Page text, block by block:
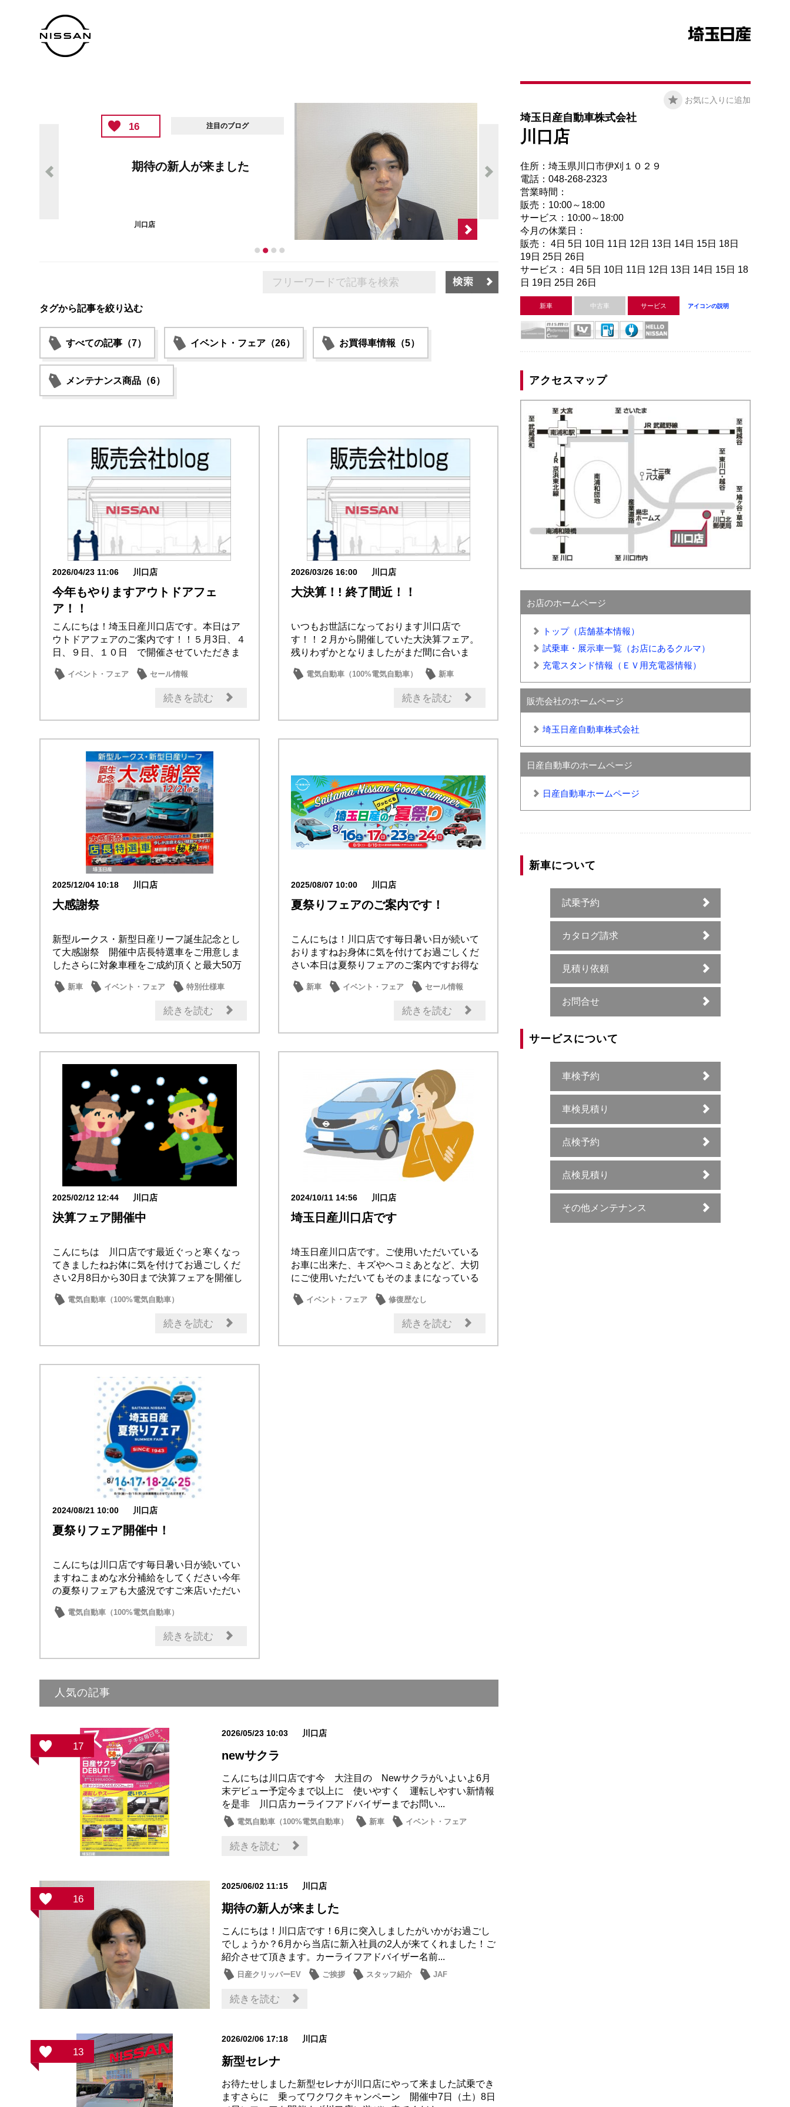
16 注目のブログ
期待の新人が来ました
タグから記事を絞り込む
すべての記事（7） イベント・フェア（26） お買得車情報（5）
メンテナンス商品（6）
2026/04/23 11:06 川口店
今年もやりますアウトドアフェ
ア！！
こんにちは！埼玉日産川口店です。本日はア
ウトドアフェアのご案内です！！５月3日、４
日、９日、１０日 で開催させていただきま
イベント・フェア
セール情報
営業日・店休日
続きを読む
2026/03/26 16:00 川口店
大決算！! 終了間近！！
いつもお世話になっております川口店で
す！！２月から開催していた大決算フェア。
残りわずかとなりましたがまだ間に合いま
電気自動車（100%電気自動車）
新車
試乗車・展示車
続きを読む
2025/12/04 10:18 川口店
大感謝祭
新型ルークス・新型日産リーフ誕生記念とし
て大感謝祭 開催中店長特選車をご用意しま
したさらに対象車種をご成約頂くと最大50万
新車 イベント・フェア
特別仕様車
続きを読む
2025/08/07 10:00 川口店
夏祭りフェアのご案内です！
こんにちは！川口店です毎日暑い日が続いて
おりますねお身体に気を付けてお過ごしくだ
さい本日は夏祭りフェアのご案内ですお得な
新車 イベント・フェア
セール情報
メンテナンス商品
続きを読む
2025/02/12 12:44 川口店
決算フェア開催中
こんにちは 川口店です最近ぐっと寒くなっ
てきましたねお体に気を付けてお過ごしくだ
さい2月8日から30日まで決算フェアを開催し
電気自動車（100%電気自動車）
新車
続きを読む
2024/10/11 14:56 川口店
埼玉日産川口店です
埼玉日産川口店です。ご使用いただいている
お車に出来た、キズやヘコミあとなど、大切
にご使用いただいてもそのままになっている
イベント・フェア
修復歴なし
日産の技術 セール情報
続きを読む
2024/08/21 10:00 川口店
夏祭りフェア開催中！
こんにちは川口店です毎日暑い日が続いてい
ますねこまめな水分補給をしてください今年
の夏祭りフェアも大盛況ですご来店いただい
電気自動車（100%電気自動車）
イベント・フェア
続きを読む
人気の記事
17
2026/05/23 10:03 川口店
newサクラ
こんにちは川口店です今 大注目の Newサクラがいよいよ6月
末デビュー予定今まで以上に 使いやすく 運転しやすい新情報
を是非 川口店カーライフアドバイザーまでお問い...
電気自動車（100%電気自動車） 新車 イベント・フェア
続きを読む
16
2025/06/02 11:15 川口店
期待の新人が来ました
こんにちは！川口店です！6月に突入しましたがいかがお過ごし
でしょうか？6月から当店に新入社員の2人が来てくれました！ご
紹介させて頂きます。カーライフアドバイザー名前...
日産クリッパーEV ご挨拶 スタッフ紹介 JAF
続きを読む
13
2026/02/06 17:18 川口店
新型セレナ
お待たせしました新型セレナが川口店にやって来ました試乗でき
ますさらに 乗ってワクワクキャンペーン 開催中7日（土）8日
お気に入りに追加
埼玉日産自動車株式会社
川口店
住所：埼玉県川口市伊刈１０２９
電話：048-268-2323
営業時間：
販売：10:00～18:00
サービス：10:00～18:00
今月の休業日：
販売： 4日 5日 10日 11日 12日 13日 14日 15日 18日
19日 25日 26日
サービス： 4日 5日 10日 11日 12日 13日 14日 15日 18
日 19日 25日 26日
新車 中古車 サービス アイコンの説明
アクセスマップ
お店のホームページ
トップ（店舗基本情報）
試乗車・展示車一覧（お店にあるクルマ）
充電スタンド情報（ＥＶ用充電器情報）
販売会社のホームページ
埼玉日産自動車株式会社
日産自動車のホームページ
日産自動車ホームページ
新車について
試乗予約
カタログ請求
見積り依頼
お問合せ
サービスについて
車検予約
車検見積り
点検予約
点検見積り
その他メンテナンス